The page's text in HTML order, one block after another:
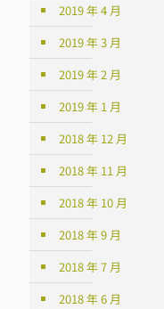
2019 年 4 月
2019 年 3 月
2019 年 2 月
2019 年 1 月
2018 年 12 月
2018 年 11 月
2018 年 10 月
2018 年 9 月
2018 年 7 月
2018 年 6 月